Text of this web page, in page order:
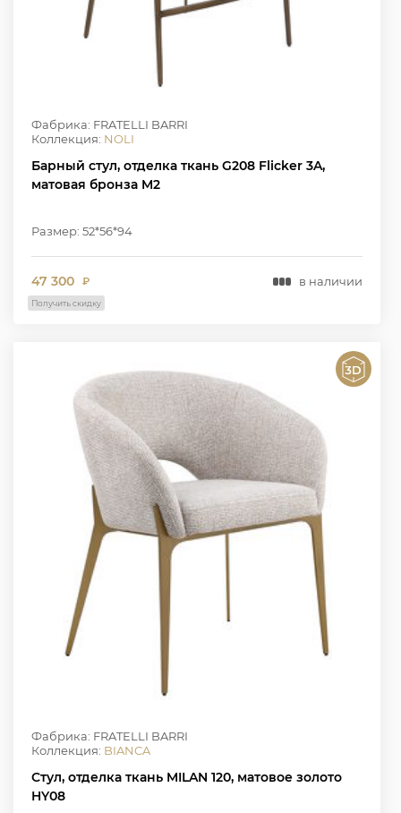
Фабрика: FRATELLI BARRI
Коллекция: NOLI
Барный стул, отделка ткань G208 Flicker 3A,
матовая бронза M2
Размер: 52*56*94
47 300 ₽ в наличии
Получить скидку
Фабрика: FRATELLI BARRI
Коллекция: BIANCA
Стул, отделка ткань MILAN 120, матовое золото
HY08